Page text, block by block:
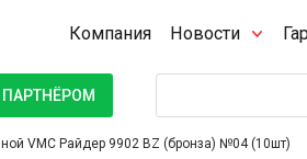
Компания Новости
ПАРТНЁРОМ
VMC Райдер 9902 BZ (бронза) №04 (10шт)